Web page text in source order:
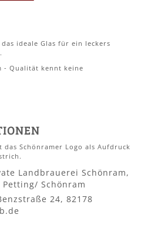
ideale Glas für ein leckers
- Qualität kennt keine
Schönramer Logo als Aufdruck
Landbrauerei Schönram,
Schönram
24, 82178